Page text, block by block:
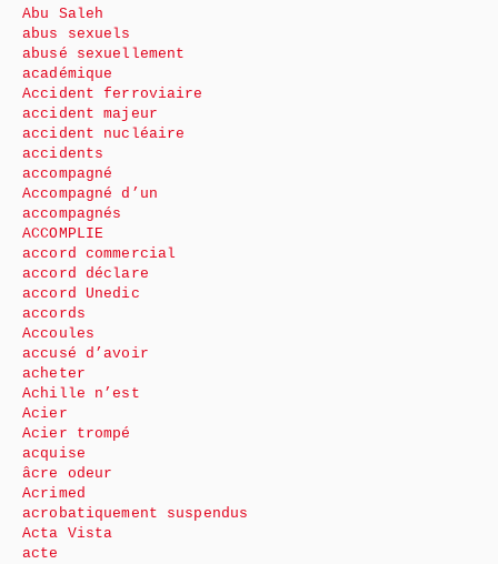
Abu Saleh
abus sexuels
abusé sexuellement
académique
Accident ferroviaire
accident majeur
accident nucléaire
accidents
accompagné
Accompagné d’un
accompagnés
ACCOMPLIE
accord commercial
accord déclare
accord Unedic
accords
Accoules
accusé d’avoir
acheter
Achille n’est
Acier
Acier trompé
acquise
âcre odeur
Acrimed
acrobatiquement suspendus
Acta Vista
acte